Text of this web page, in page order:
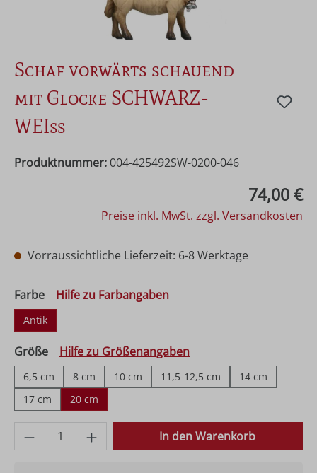
Schaf vorwärts schauend
mit Glocke SCHWARZ-
WEIß
Produktnummer: 004-425492SW-0200-046
74,00 €
Preise inkl. MwSt. zzgl. Versandkosten
Vorraussichtliche Lieferzeit: 6-8 Werktage
Farbeauswählen
Hilfe zu Farbangaben
Antik
Größeauswählen
Hilfe zu Größenangaben
6,5 cm 8 cm 10 cm 11,5-12,5 cm
14 cm
17 cm
20 cm
Produkt Anzahl: Gib den gewünschten
In den Warenkorb